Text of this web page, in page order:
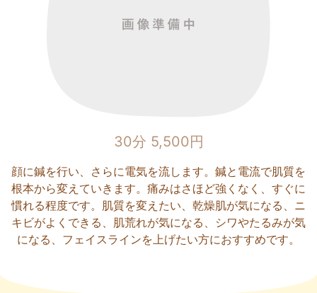
30分 5,500円
顔に鍼を行い、さらに電気を流します。鍼と電流で肌質を
根本から変えていきます。痛みはさほど強くなく、すぐに
慣れる程度です。肌質を変えたい、乾燥肌が気になる、ニ
キビがよくできる、肌荒れが気になる、シワやたるみが気
になる、フェイスラインを上げたい方におすすめです。